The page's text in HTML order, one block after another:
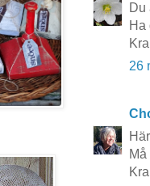
Du
Ha
26